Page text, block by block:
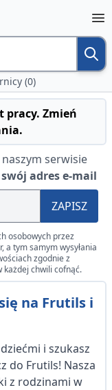
(0)
pracy. Zmień
serwisie
adres e-mail
ZAPISZ
osobowych przez
a tym samym wysyłania
zgodnie z
każdej chwili cofnąć.
na Frutils i
i szukasz
do Frutils! Nasza
z rodzinami w